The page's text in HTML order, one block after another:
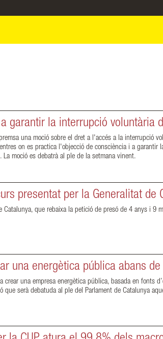
a garantir la interrupció
una moció sobre el dret a l'accés a la interrupció
on es practica l'objecció de consciència i a
moció es debatrà al ple de la setmana vinent.
presentat per la Generalitat
que rebaixa la petició de presó de 4 anys i 9
una energètica pública abans de
crear una empresa energètica pública, basada en fonts
que serà debatuda al ple del Parlament de Catalunya